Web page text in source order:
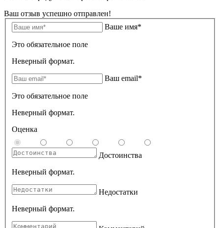
Ваш отзыв успешно отправлен!
Ваше имя*
Это обязательное поле
Неверный формат.
Ваш email*
Это обязательное поле
Неверный формат.
Оценка
Достоинства
Неверный формат.
Недостатки
Неверный формат.